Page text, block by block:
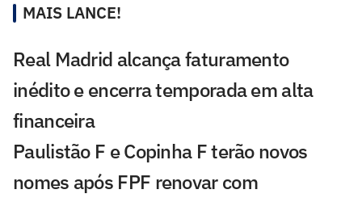
MAIS LANCE!
Real Madrid alcança faturamento
inédito e encerra temporada em alta
financeira
Paulistão F e Copinha F terão novos
nomes após FPF renovar com